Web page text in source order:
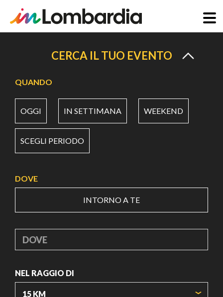
principale
CERCA IL TUO EVENTO
QUANDO
OGGI IN SETTIMANA WEEKEND
SCEGLI PERIODO
DOVE
INTORNO A TE
DOVE
NEL RAGGIO DI